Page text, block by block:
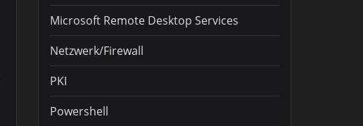
Microsoft Remote Desktop Services
Netzwerk/Firewall
PKI
Powershell